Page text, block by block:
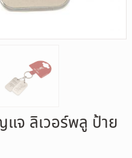
จ ลิเวอร์พลู ป้าย